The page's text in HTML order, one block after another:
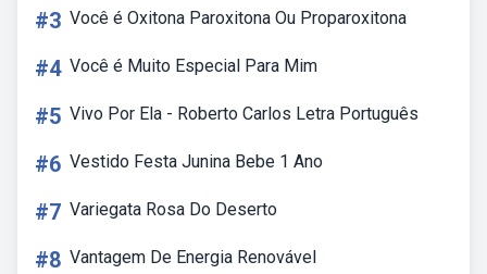
#3 Você é Oxitona Paroxitona Ou Proparoxitona
#4 Você é Muito Especial Para Mim
#5 Vivo Por Ela - Roberto Carlos Letra Português
#6 Vestido Festa Junina Bebe 1 Ano
#7 Variegata Rosa Do Deserto
#8 Vantagem De Energia Renovável